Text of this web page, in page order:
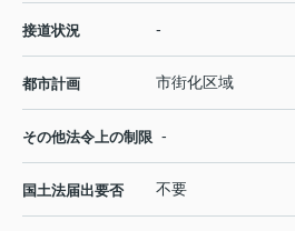
接道状況 -
都市計画 市街化区域
その他法令上の制限 -
国土法届出要否 不要